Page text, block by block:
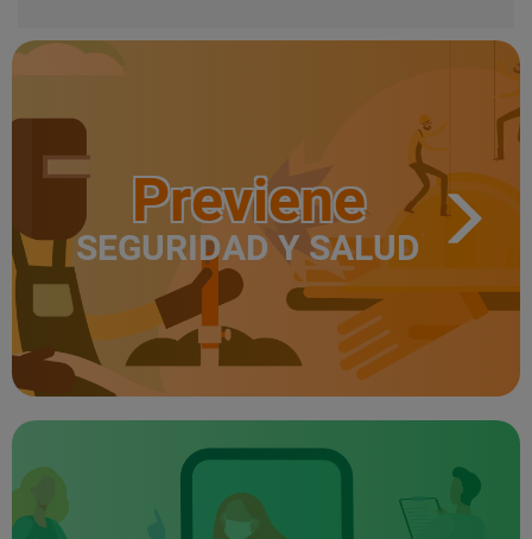
Previene
SEGURIDAD Y SALUD